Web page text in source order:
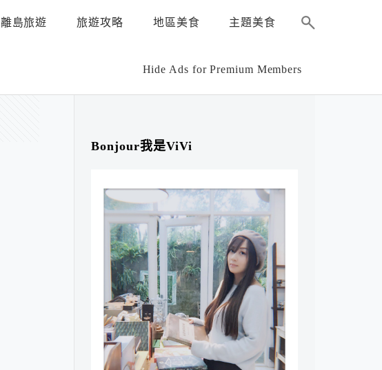
離島旅遊 旅遊攻略 地區美食 主題美食
Hide Ads for Premium Members
Bonjour我是ViVi